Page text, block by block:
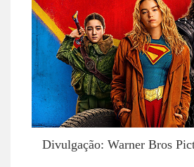
Divulgação: Warner Bros